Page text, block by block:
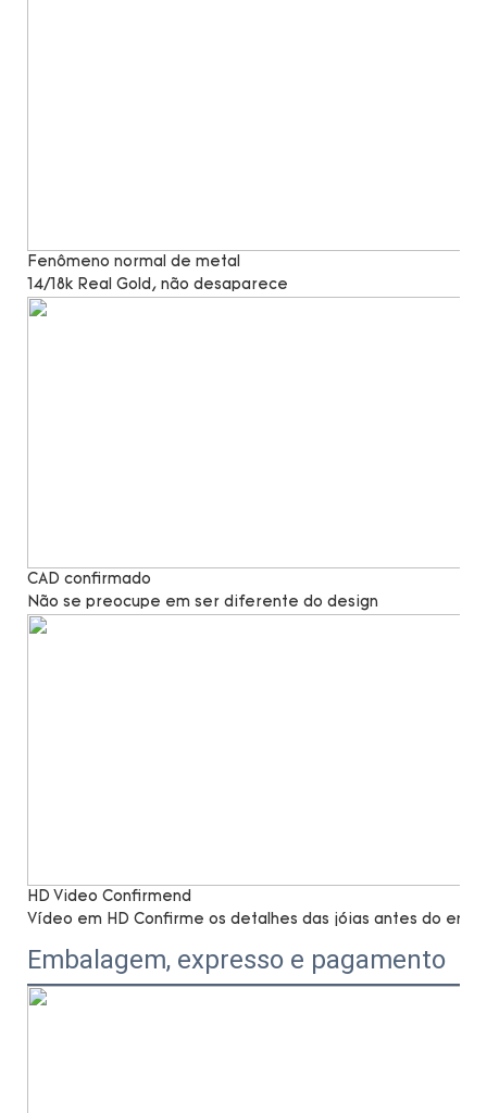
Fenômeno normal de metal
14/18k Real Gold, não desaparece
CAD confirmado
Não se preocupe em ser diferente do design
HD Video Confirmend
Vídeo em HD Confirme os detalhes das jóias antes do
Embalagem, expresso e pagamento